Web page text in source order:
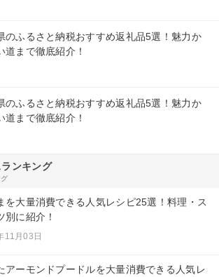
のふるさと納税おすすめ返礼品5選！魅力か
道まで徹底紹介！
のふるさと納税おすすめ返礼品5選！魅力か
道まで徹底紹介！
ンキング
を大量消費できる人気レシピ25選！料理・ス
別に紹介！
11月03日
アーモンドプードルを大量消費できる人気レ